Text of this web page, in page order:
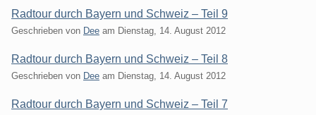
Radtour durch Bayern und Schweiz – Teil 9
Geschrieben von Dee am Dienstag, 14. August 2012
Radtour durch Bayern und Schweiz – Teil 8
Geschrieben von Dee am Dienstag, 14. August 2012
Radtour durch Bayern und Schweiz – Teil 7